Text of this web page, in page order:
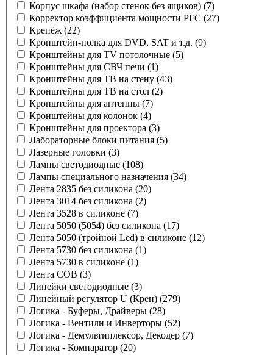
Корпус шкафа (набор стенок без ящиков) (7)
Корректор коэффициента мощности PFC (27)
Крепёж (22)
Кронштейн-полка для DVD, SAT и т.д. (9)
Кронштейны для TV потолочные (5)
Кронштейны для СВЧ печи (1)
Кронштейны для ТВ на стену (43)
Кронштейны для ТВ на стол (2)
Кронштейны для антенны (7)
Кронштейны для колонок (4)
Кронштейны для проектора (3)
Лабораторные блоки питания (5)
Лазерные головки (3)
Лампы светодиодные (108)
Лампы специального назначения (34)
Лента 2835 без силикона (20)
Лента 3014 без силикона (2)
Лента 3528 в силиконе (7)
Лента 5050 (5054) без силикона (17)
Лента 5050 (тройной Led) в силиконе (12)
Лента 5730 без силикона (1)
Лента 5730 в силиконе (1)
Лента COB (3)
Линейки светодиодные (3)
Линейный регулятор U (Крен) (279)
Логика - Буферы, Драйверы (28)
Логика - Вентили и Инверторы (52)
Логика - Демультиплексор, Декодер (7)
Логика - Компаратор (20)